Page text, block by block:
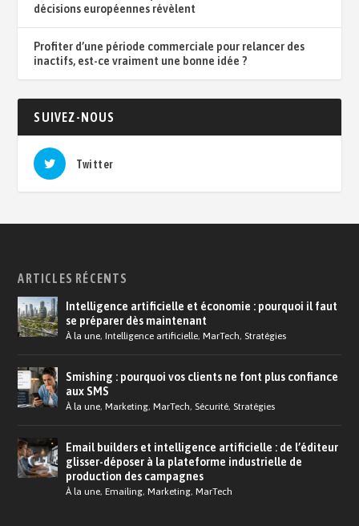
décisions européennes révèlent
Profiter d’une période commerciale pour relancer des
inactifs, est-ce vraiment une bonne idée ?
SUIVEZ-NOUS
Twitter
ARTICLES RÉCENTS
Intelligence artificielle et économie : pourquoi il faut
se préparer dès maintenant
À la une,Intelligence artificielle,MarTech, Stratégies
Smishing : pourquoi vos clients ne font plus confiance
aux SMS
À la une,Marketing,MarTech, Sécurité, Stratégies
Email builders et intelligence artificielle : de l’éditeur
glisser-déposer à la plateforme industrielle de
production des campagnes
À la une,Emailing,Marketing,MarTech